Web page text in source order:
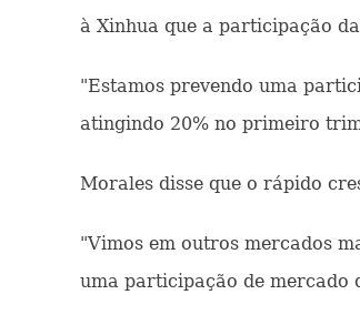
à Xinhua que a participação
"Estamos prevendo uma
atingindo 20% no primeiro
Morales disse que o rápido
"Vimos em outros mercados
uma participação de mercado